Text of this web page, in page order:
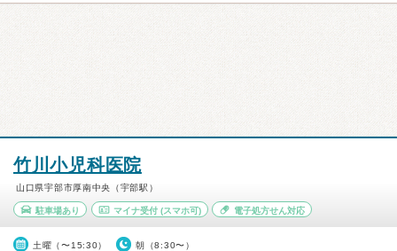
竹川小児科医院
山口県宇部市厚南中央（宇部駅）
駐車場あり マイナ受付(スマホ可) 電子処方せん対応
土曜（〜15:30） 朝（8:30〜）